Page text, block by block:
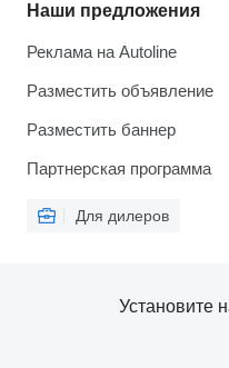
Наши предложения
Реклама на Autoline
Разместить объявление
Разместить баннер
Партнерская программа
Для дилеров
Установите